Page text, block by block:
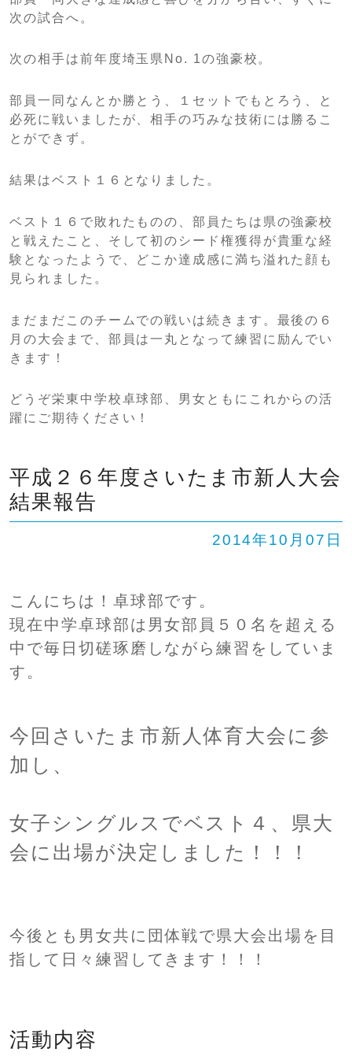
次の試合へ。
次の相手は前年度埼玉県No. 1の強豪校。
部員一同なんとか勝とう、１セットでもとろう、と
必死に戦いましたが、相手の巧みな技術には勝るこ
とができず。
結果はベスト１６となりました。
ベスト１６で敗れたものの、部員たちは県の強豪校
と戦えたこと、そして初のシード権獲得が貴重な経
験となったようで、どこか達成感に満ち溢れた顔も
見られました。
まだまだこのチームでの戦いは続きます。最後の６
月の大会まで、部員は一丸となって練習に励んでい
きます！
どうぞ栄東中学校卓球部、男女ともにこれからの活
躍にご期待ください！
平成２６年度さいたま市新人大会
結果報告
2014年10月07日
こんにちは！卓球部です。
現在中学卓球部は男女部員５０名を超える
中で毎日切磋琢磨しながら練習をしていま
す。
今回さいたま市新人体育大会に参
加し、
女子シングルスでベスト４、県大
会に出場が決定しました！！！
今後とも男女共に団体戦で県大会出場を目
指して日々練習してきます！！！
活動内容